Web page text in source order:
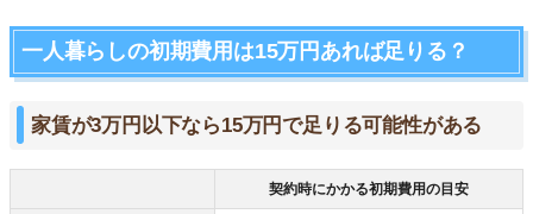
一人暮らしの初期費用は15万円あれば足りる？
家賃が3万円以下なら15万円で足りる可能性がある
契約時にかかる初期費用の目安